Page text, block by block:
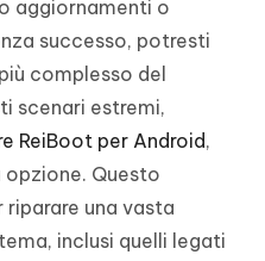
aggiornamenti o
successo, potresti
complesso del
scenari estremi,
ReiBoot per Android,
opzione. Questo
una vasta
inclusi quelli legati